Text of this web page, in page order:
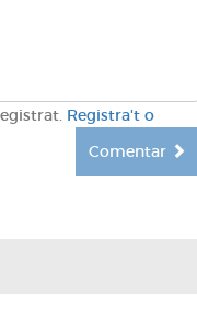
Registra't o
Comentar